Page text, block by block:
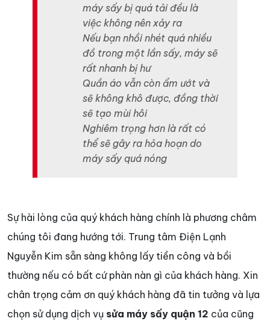
máy sấy bị quá tải đều là
việc không nên xảy ra
Nếu bạn nhồi nhét quá nhiều
đồ trong một lần sấy, máy sẽ
rất nhanh bị hư
Quần áo vẫn còn ẩm ướt và
sẽ không khô được, đồng thời
sẽ tạo mùi hôi
Nghiêm trọng hơn là rất có
thể sẽ gây ra hỏa hoạn do
máy sấy quá nóng
Sự hài lòng của quý khách hàng chính là phương châm
chúng tôi đang hướng tới. Trung tâm Điện Lạnh
Nguyễn Kim sẵn sàng không lấy tiền công và bồi
thường nếu có bất cứ phàn nàn gì của khách hàng. Xin
chân trọng cảm ơn quý khách hàng đã tin tưởng và lựa
chọn sử dụng dịch vụ sửa máy sấy quận 12 của cũng